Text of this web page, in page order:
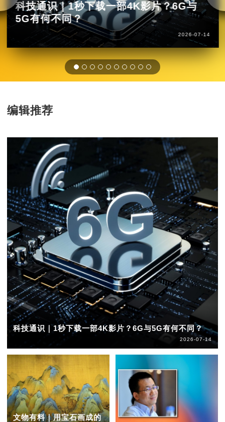
科技通识｜1秒下载一部4K影片？6G与
5G有何不同？
2026-07-14
编辑推荐
科技通识｜1秒下载一部4K影片？6G与5G有何不同？
2026-07-14
文物有料｜用宝石画成的